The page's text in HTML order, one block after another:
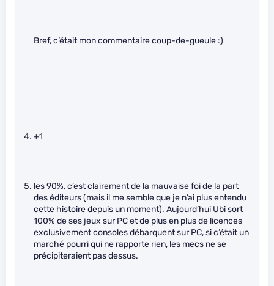
Bref, c’était mon commentaire coup-de-gueule :)
+1
les 90%, c’est clairement de la mauvaise foi de la part
des éditeurs (mais il me semble que je n’ai plus entendu
cette histoire depuis un moment). Aujourd’hui Ubi sort
100% de ses jeux sur PC et de plus en plus de licences
exclusivement consoles débarquent sur PC, si c’était un
marché pourri qui ne rapporte rien, les mecs ne se
précipiteraient pas dessus.